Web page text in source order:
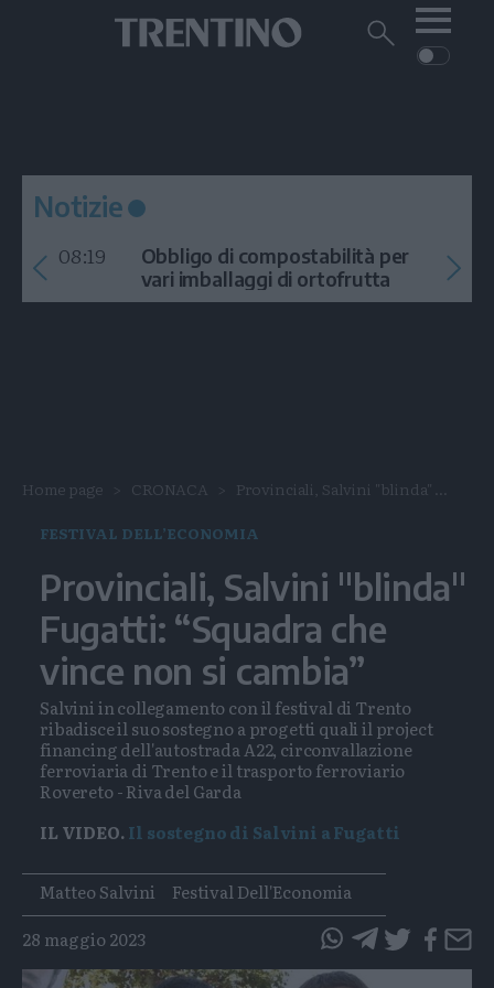
Cerca
CRONACA
GARDA
CULTURA
VIDEO
Notizie
08:19
Obbligo di compostabilità per
vari imballaggi di ortofrutta
Home page CRONACA Provinciali, Salvini "blinda" ...
FESTIVAL DELL’ECONOMIA
Provinciali, Salvini "blinda"
Fugatti: “Squadra che
vince non si cambia”
Salvini in collegamento con il festival di Trento
ribadisce il suo sostegno a progetti quali il project
financing dell'autostrada A22, circonvallazione
ferroviaria di Trento e il trasporto ferroviario
Rovereto - Riva del Garda
IL VIDEO.Il sostegno di Salvini a Fugatti
Tags
Matteo Salvini
Festival Dell'Economia
28 maggio 2023
questoquesto